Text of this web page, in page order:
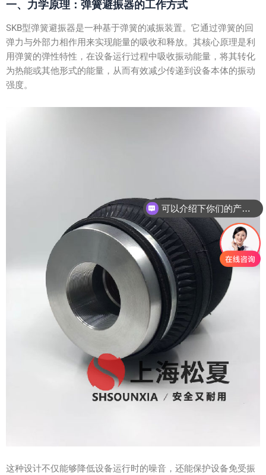
一、力学原理：弹簧避振器的工作方式
SKB型弹簧避振器是一种基于弹簧的减振装置。它通过弹簧的回
弹力与外部力相作用来实现能量的吸收和释放。其核心原理是利
用弹簧的弹性特性，在设备运行过程中吸收振动能量，将其转化
为热能或其他形式的能量，从而有效减少传递到设备本体的振动
强度。
这种设计不仅能够降低设备运行时的噪音，还能保护设备免受振
可以介绍下你们的产品么？
你们是怎么收费的呢？